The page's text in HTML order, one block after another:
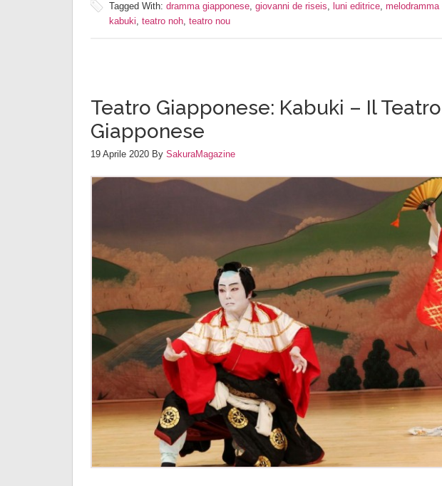
Tagged With: dramma giapponese, giovanni de riseis, luni editrice, melodramma
kabuki, teatro noh, teatro nou
Teatro Giapponese: Kabuki – Il
Giapponese
19 Aprile 2020 By SakuraMagazine